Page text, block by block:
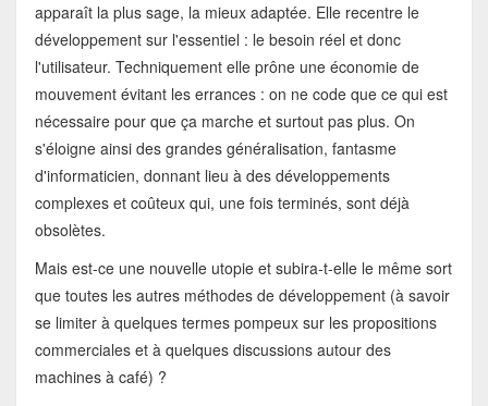
apparaît la plus sage, la mieux adaptée. Elle recentre le
développement sur l'essentiel : le besoin réel et donc
l'utilisateur. Techniquement elle prône une économie de
mouvement évitant les errances : on ne code que ce qui est
nécessaire pour que ça marche et surtout pas plus. On
s'éloigne ainsi des grandes généralisation, fantasme
d'informaticien, donnant lieu à des développements
complexes et coûteux qui, une fois terminés, sont déjà
obsolètes.
Mais est-ce une nouvelle utopie et subira-t-elle le même sort
que toutes les autres méthodes de développement (à savoir
se limiter à quelques termes pompeux sur les propositions
commerciales et à quelques discussions autour des
machines à café) ?